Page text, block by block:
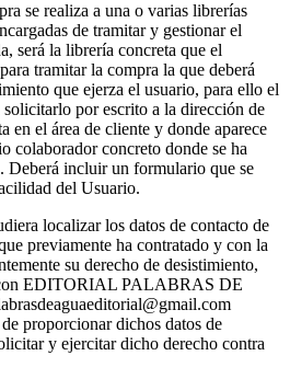
se realiza a una o varias librerías
de tramitar y gestionar el
será la librería concreta que el
tramitar la compra la que deberá
que ejerza el usuario, para ello el
por escrito a la dirección de
en el área de cliente y donde aparece
colaborador concreto donde se ha
Deberá incluir un formulario que se
del Usuario.
localizar los datos de contacto de
previamente ha contratado y con la
su derecho de desistimiento,
EDITORIAL PALABRAS DE
proporcionar dichos datos de
y ejercitar dicho derecho contra